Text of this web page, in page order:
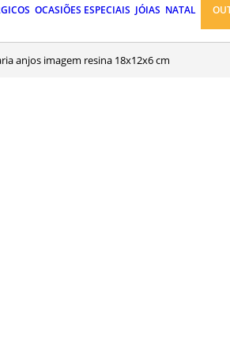
OCASIÕES ESPECIAIS JÓIAS NATAL
anjos imagem resina 18x12x6 cm